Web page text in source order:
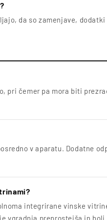
da so zamenjave,
čemer pa mora biti
v aparatu. Dodatne
integrirane vinske
vgradnja preprostejša in